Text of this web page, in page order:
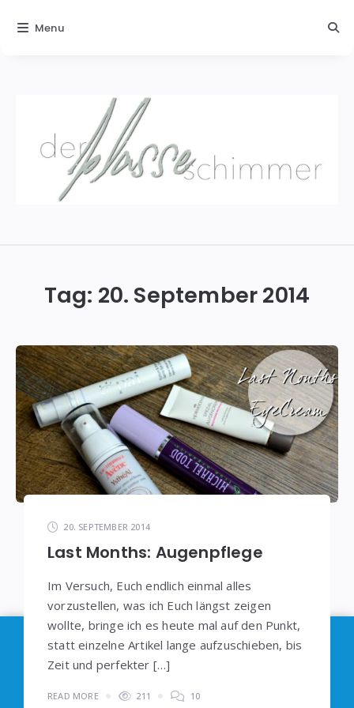
Tag: 20. September 2014
20. SEPTEMBER 2014
Last Months: Augenpflege
Im Versuch, Euch endlich einmal alles
vorzustellen, was ich Euch längst zeigen
wollte, bringe ich es heute mal auf den Punkt,
statt einzelne Artikel lange aufzuschieben, bis
Zeit und perfekter […]
READ MORE 211 10
Menu
Im Sinne derDSGVO: Die Erfassung Deiner Daten
durchGoogle Analytics
Klicken auf den folgenden Link unterbinden. Es